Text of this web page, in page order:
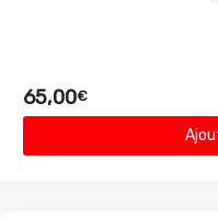
65,00€